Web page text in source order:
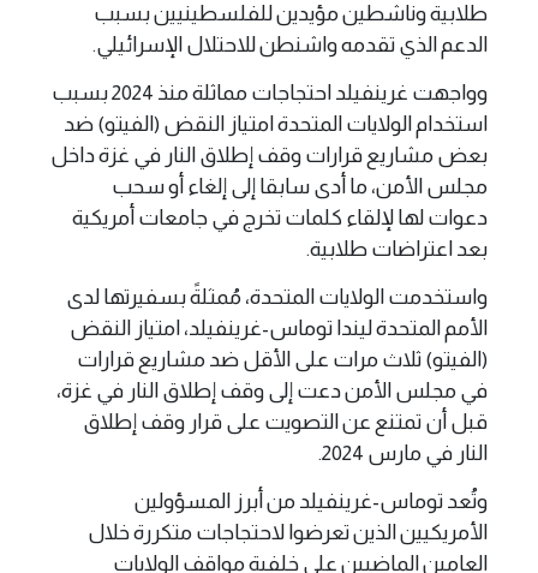
طلابية وناشطين مؤيدين للفلسطينيين بسبب
الدعم الذي تقدمه واشنطن للاحتلال الإسرائيلي.
وواجهت غرينفيلد احتجاجات مماثلة منذ 2024 بسبب
استخدام الولايات المتحدة امتياز النقض (الفيتو) ضد
بعض مشاريع قرارات وقف إطلاق النار في غزة داخل
مجلس الأمن، ما أدى سابقا إلى إلغاء أو سحب
دعوات لها لإلقاء كلمات تخرج في جامعات أمريكية
بعد اعتراضات طلابية.
واستخدمت الولايات المتحدة، مُمثلةً بسفيرتها لدى
الأمم المتحدة ليندا توماس-غرينفيلد، امتياز النقض
(الفيتو) ثلاث مرات على الأقل ضد مشاريع قرارات
في مجلس الأمن دعت إلى وقف إطلاق النار في غزة،
قبل أن تمتنع عن التصويت على قرار وقف إطلاق
النار في مارس 2024.
وتُعد توماس-غرينفيلد من أبرز المسؤولين
الأمريكيين الذين تعرضوا لاحتجاجات متكررة خلال
العامين الماضيين على خلفية مواقف الولايات